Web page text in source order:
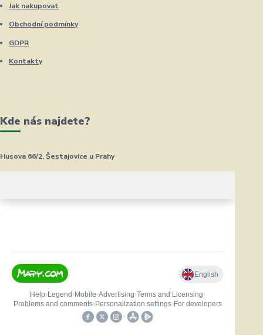
Jak nakupovat
Obchodní podmínky
GDPR
Kontakty
Kde nás najdete?
Husova 66/2, Šestajovice u Prahy